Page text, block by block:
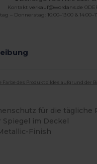
Kontaktverkauf@wordans.de
– Donnerstag: 10:00–13:00 &
Farbe des Produktbildes aufgrund
für die tägliche
im Deckel
Finish